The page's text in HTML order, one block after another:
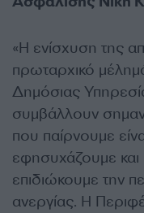
«Η ενίσχυση της
πρωταρχικό
Δημόσιας
συμβάλλουν
που παίρνουμε
εφησυχάζουμε
επιδιώκουμε την
ανεργίας. Η